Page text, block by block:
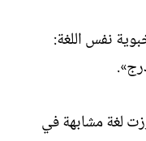
نفس اللغة:
لغة مشابهة في